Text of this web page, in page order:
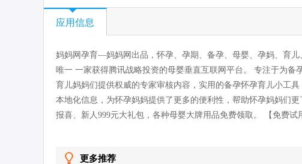
应用信息
妈妈网孕育—妈妈网出品，怀孕、孕期、备孕、母婴、孕妈、育
唯一 一家获得腾讯战略投资的母婴垂直互联网平台。 专注于为
育儿妈妈们提供权威的专家审核内容，实用的备孕怀孕育儿小工
本地化信息，为怀孕妈妈提供了更多的便利性，帮助怀孕妈妈们
报喜、新人999元大礼包，各种母婴大牌用品免费领取。 【免费
更多推荐